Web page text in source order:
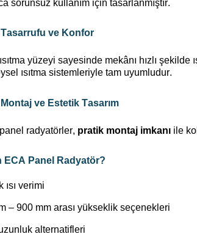
sorunsuz kullanım için tasarlanmıştır.
Tasarrufu ve Konfor
yüzeyi sayesinde mekânı hızlı şekilde
ısıtma sistemleriyle tam uyumludur.
ve Estetik Tasarım
radyatörler, pratik montaj imkanı ile
ECA Panel Radyatör?
ısı verimi
– 900 mm arası yükseklik seçenekleri
alternatifleri